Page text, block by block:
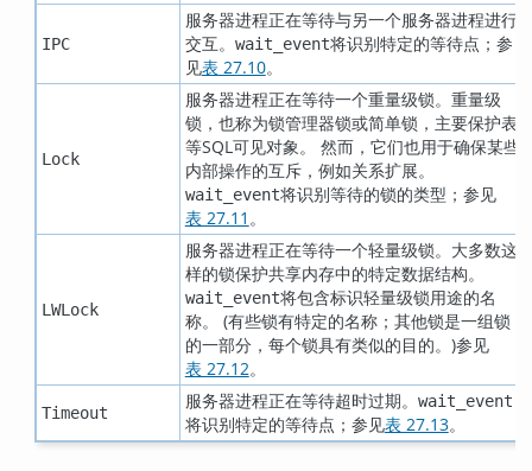
IPC
服务器进程正在等待与另一个服务器进程进行
交互。 wait_event将识别特定的等待点；参
见表 27.10。
Lock
服务器进程正在等待一个重量级锁。重量级
锁，也称为锁管理器锁或简单锁，主要保护表
等SQL可见对象。 然而，它们也用于确保某些
内部操作的互斥，例如关系扩展。
wait_event将识别等待的锁的类型；参见
表 27.11 。
LWLock
服务器进程正在等待一个轻量级锁。大多数这
样的锁保护共享内存中的特定数据结构。
wait_event将包含标识轻量级锁用途的名
称。 (有些锁有特定的名称；其他锁是一组锁
的一部分，每个锁具有类似的目的。)参见
表 27.12。
Timeout
服务器进程正在等待超时过期。 wait_event
将识别特定的等待点；参见表 27.13。